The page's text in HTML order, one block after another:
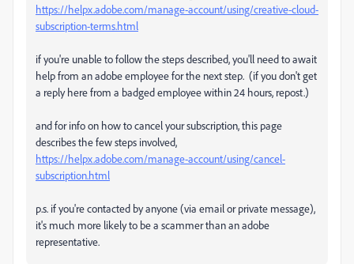
https://helpx.adobe.com/manage-account/using/creative-cloud-
subscription-terms.html
if you're unable to follow the steps described, you'll need to await
help from an adobe employee for the next step. (if you don't get
a reply here from a badged employee within 24 hours, repost.)
and for info on how to cancel your subscription, this page
describes the few steps involved,
https://helpx.adobe.com/manage-account/using/cancel-
subscription.html
p.s. if you're contacted by anyone (via email or private message),
it's much more likely to be a scammer than an adobe
representative.